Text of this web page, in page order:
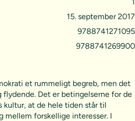
15. september 2017
9788741271095
9788741269900
et rummeligt begreb, men det
flydende. Det er betingelserne for de
kultur, at de hele tiden står til
mellem forskellige interesser. I